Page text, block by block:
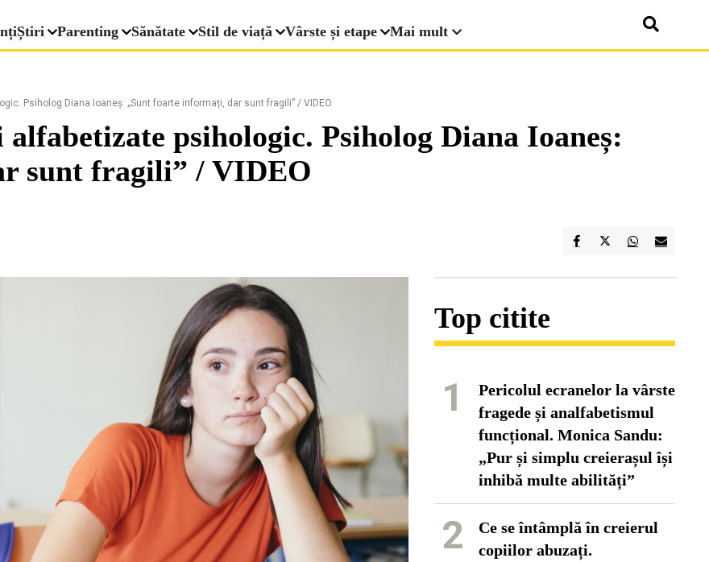
Știri Parenting Sănătate Stil de viață Vârste și etape Mai mult
Psiholog Diana Ioaneș: „Sunt foarte informați, dar sunt fragili” / VIDEO
psihologic. Psiholog Diana Ioaneș:
sunt fragili” / VIDEO
Top citite
1
Pericolul ecranelor la vârste
fragede și analfabetismul
funcțional. Monica Sandu:
„Pur și simplu creierașul își
inhibă multe abilități”
2
Ce se întâmplă în creierul
copiilor abuzați.